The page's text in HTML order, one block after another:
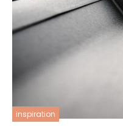
inspiration